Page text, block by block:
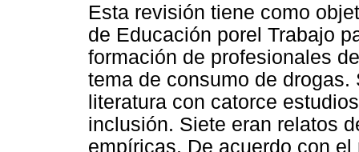
Esta revisión tiene como
de Educación porel Trabajo
formación de profesionales
tema de consumo de
literatura con catorce
inclusión. Siete eran relatos
empíricas. De acuerdo con